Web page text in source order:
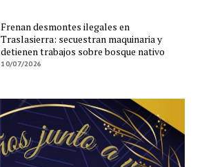
Frenan desmontes ilegales en
Traslasierra: secuestran maquinaria y
detienen trabajos sobre bosque nativo
10/07/2026